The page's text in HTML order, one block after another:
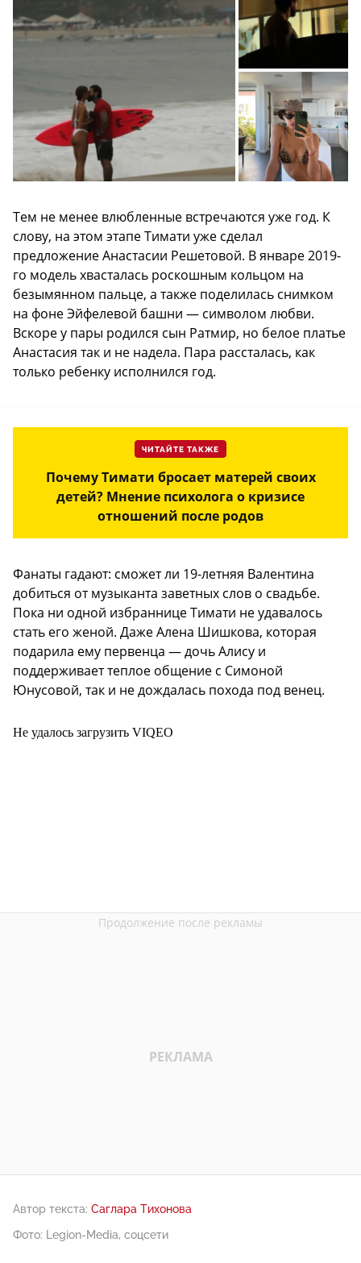
Тем не менее влюбленные встречаются уже год. К
слову, на этом этапе Тимати уже сделал
предложение Анастасии Решетовой. В январе 2019-
го модель хвасталась роскошным кольцом на
безымянном пальце, а также поделилась снимком
на фоне Эйфелевой башни — символом любви.
Вскоре у пары родился сын Ратмир, но белое платье
Анастасия так и не надела. Пара рассталась, как
только ребенку исполнился год.
ЧИТАЙТЕ ТАКЖЕ
Почему Тимати бросает матерей своих
детей? Мнение психолога о кризисе
отношений после родов
Фанаты гадают: сможет ли 19-летняя Валентина
добиться от музыканта заветных слов о свадьбе.
Пока ни одной избраннице Тимати не удавалось
стать его женой. Даже Алена Шишкова, которая
подарила ему первенца — дочь Алису и
поддерживает теплое общение с Симоной
Юнусовой, так и не дождалась похода под венец.
Не удалось загрузить VIQEO
Автор текста: Саглара Тихонова
Фото: Legion-Media, соцсети